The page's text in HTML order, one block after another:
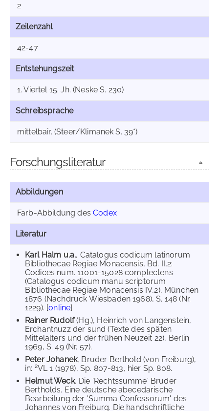
2
Zeilenzahl
42-47
Entstehungszeit
1. Viertel 15. Jh. (Neske S. 230)
Schreibsprache
mittelbair. (Steer/Klimanek S. 39*)
Forschungsliteratur
Abbildungen
Farb-Abbildung desCodex
Literatur
Karl Halm u.a., Catalogus codicum latinorum
Bibliothecae Regiae Monacensis, Bd. II,2:
Codices num. 11001-15028 complectens
(Catalogus codicum manu scriptorum
Bibliothecae Regiae Monacensis IV,2), München
1876 (Nachdruck Wiesbaden 1968), S. 148 (Nr.
1229). [online]
Rainer Rudolf(Hg.), Heinrich von Langenstein,
Erchantnuzz der sund (Texte des späten
Mittelalters und der frühen Neuzeit 22), Berlin
1969, S. 49 (Nr. 57).
Peter Johanek, Bruder Berthold (von Freiburg),
in: 2VL 1 (1978), Sp. 807-813, hier Sp. 808.
Helmut Weck, Die 'Rechtssumme' Bruder
Bertholds. Eine deutsche abecedarische
Bearbeitung der 'Summa Confessorum' des
Johannes von Freiburg. Die handschriftliche